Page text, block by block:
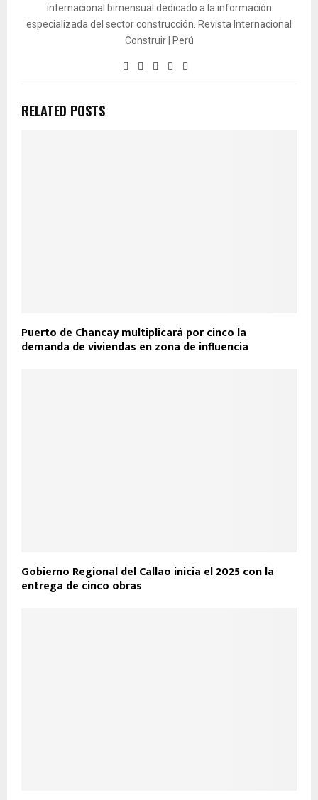
internacional bimensual dedicado a la información
especializada del sector construcción. Revista Internacional
Construir | Perú
RELATED POSTS
Puerto de Chancay multiplicará por cinco la
demanda de viviendas en zona de influencia
Gobierno Regional del Callao inicia el 2025 con la
entrega de cinco obras